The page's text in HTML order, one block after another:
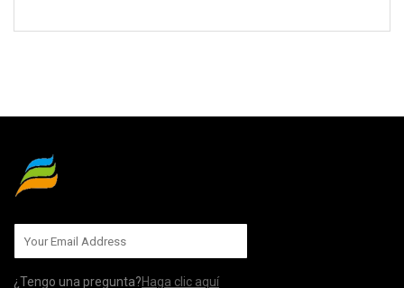
¿Tengo una pregunta?Haga clic aquí